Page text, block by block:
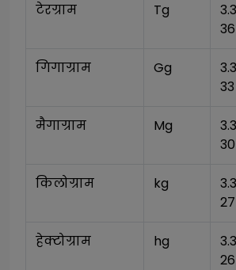
टेरग्राम Tg
36
गिगाग्राम Gg
33
मैगाग्राम Mg
30
किलोग्राम kg
27
हेक्टोग्राम hg
26